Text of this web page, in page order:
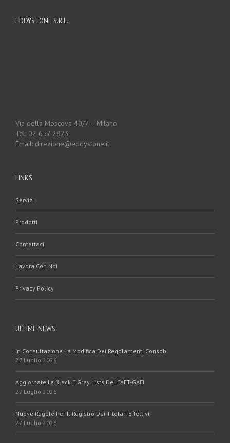
EDDYSTONE S.R.L.
Via della Moscova 40/7 – Milano
Tel: 02 657 2823
Email: direzione@eddystone.it
LINKS
Servizi
Prodotti
Contattaci
Lavora Con Noi
Privacy Policy
ULTIME NEWS
In Consultazione La Modifica Dei Regolamenti Consob
27 Luglio 2026
Aggiornate Le Black E Grey Lists Del FAFT-GAFI
27 Luglio 2026
Nuove Regole Per Il Registro Dei Titolari Effettivi
27 Luglio 2026